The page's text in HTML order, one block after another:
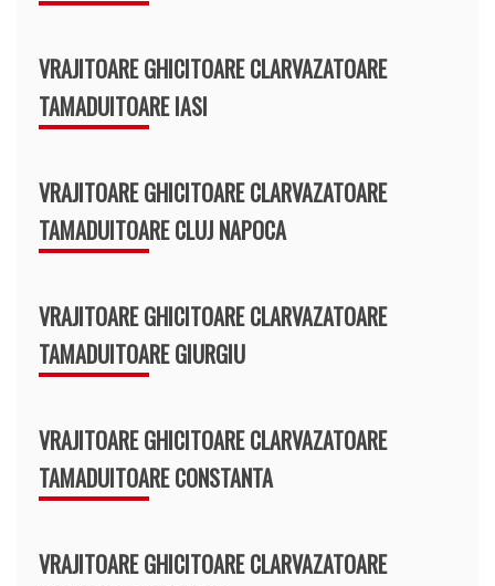
VRAJITOARE GHICITOARE CLARVAZATOARE
TAMADUITOARE IASI
VRAJITOARE GHICITOARE CLARVAZATOARE
TAMADUITOARE CLUJ NAPOCA
VRAJITOARE GHICITOARE CLARVAZATOARE
TAMADUITOARE GIURGIU
VRAJITOARE GHICITOARE CLARVAZATOARE
TAMADUITOARE CONSTANTA
VRAJITOARE GHICITOARE CLARVAZATOARE